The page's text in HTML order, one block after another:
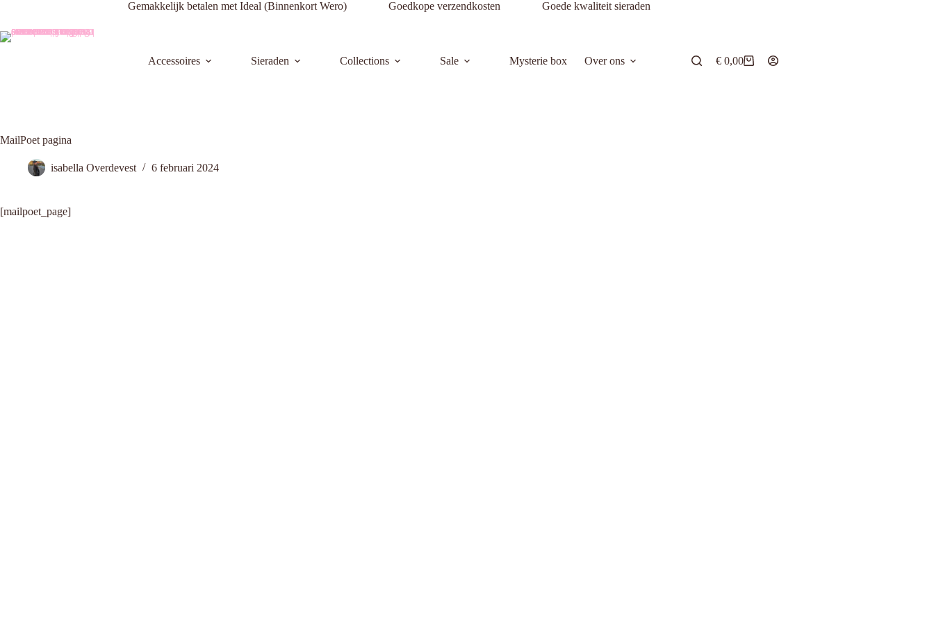
de
inhoud
Gemakkelijk betalen met Ideal (Binnenkort Wero) Goedkope verzendkosten Goede kwaliteit sieraden
Accessoires Sieraden Collections Sale Mysterie box Over ons Winkelwagen
€ 0,00
MailPoet pagina
isabella Overdevest 6 februari 2024
[mailpoet_page]